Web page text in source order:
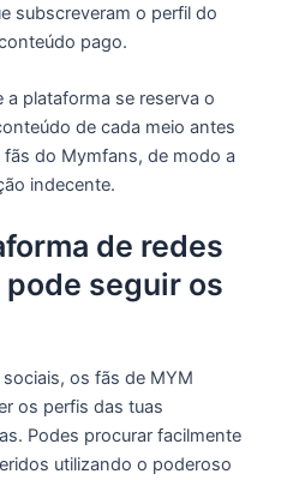
subscreveram o perfil do
pago.
a plataforma se reserva o
de cada meio antes
do Mymfans, de modo a
indecente.
de redes
seguir os
os fãs de MYM
os perfis das tuas
Podes procurar facilmente
utilizando o poderoso